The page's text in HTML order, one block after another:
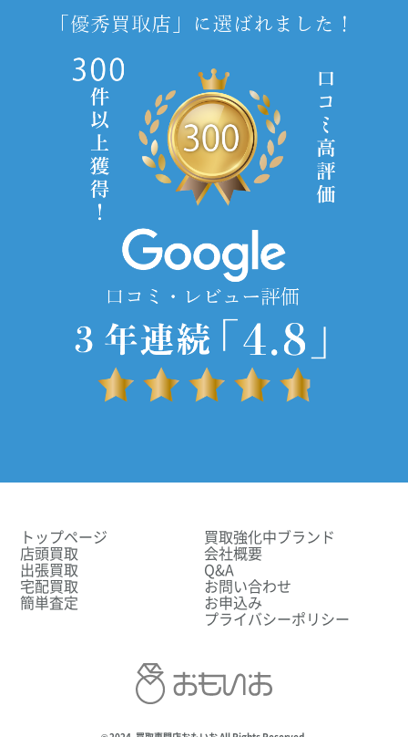
トップページ
店頭買取
出張買取
宅配買取
簡単査定
買取強化中ブランド
会社概要
Q&A
お問い合わせ
お申込み
プライバシーポリシー